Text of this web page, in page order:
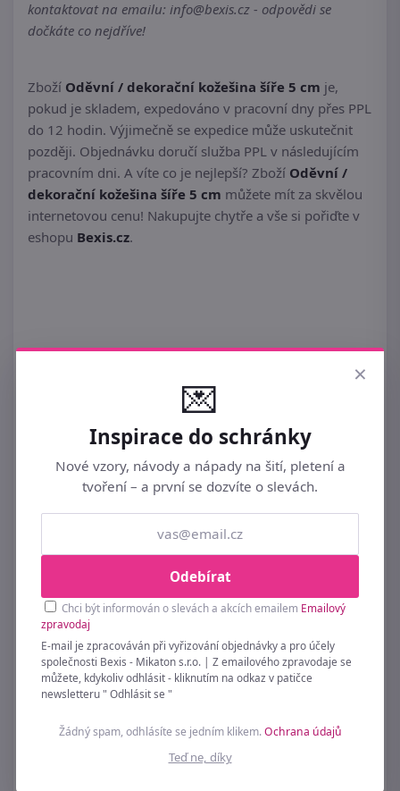
kontaktovat na emailu: info@bexis.cz - odpovědi se
dočkáte co nejdříve!
Zboží Oděvní / dekorační kožešina šíře 5 cm je,
pokud je skladem, expedováno v pracovní dny přes PPL
do 12 hodin. Výjimečně se expedice může uskutečnit
později. Objednávku doručí služba PPL v následujícím
pracovním dni. A víte co je nejlepší? Zboží Oděvní /
dekorační kožešina šíře 5 cm můžete mít za skvělou
internetovou cenu! Nakupujte chytře a vše si pořiďte v
eshopu Bexis.cz.
ZDOBENÍ TEXTILU
Fixační kolíček velký / svorka 12x56 mm na
látky 50 ks
×
💌
Inspirace do schránky
Nové vzory, návody a nápady na šití, pletení a
tvoření – a první se dozvíte o slevách.
Odebírat
Chci být informován o slevách a akcích emailem Emailový
zpravodaj
E-mail je zpracováván při vyřizování objednávky a pro účely
společnosti Bexis - Mikaton s.r.o. | Z emailového zpravodaje se
můžete, kdykoliv odhlásit - kliknutím na odkaz v patičce
newsletteru " Odhlásit se "
Žádný spam, odhlásíte se jedním klikem.Ochrana údajů
Teď ne, díky